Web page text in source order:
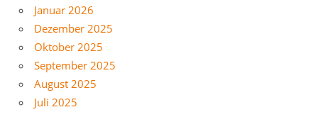
Januar 2026
Dezember 2025
Oktober 2025
September 2025
August 2025
Juli 2025